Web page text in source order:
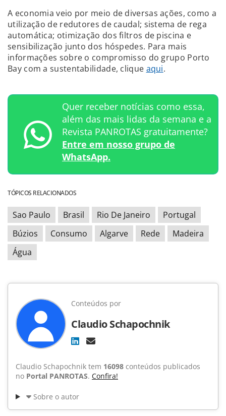
A economia veio por meio de diversas ações, como a
utilização de redutores de caudal; sistema de rega
automática; otimização dos filtros de piscina e
sensibilização junto dos hóspedes. Para mais
informações sobre o compromisso do grupo Porto
Bay com a sustentabilidade, clique aqui.
Quer receber notícias como essa,
além das mais lidas da semana e a
Revista PANROTAS gratuitamente?
Entre em nosso grupo de
WhatsApp.
TÓPICOS RELACIONADOS
Sao Paulo Brasil Rio De Janeiro
Portugal
Búzios
Consumo Algarve Rede
Madeira
Água
Conteúdos por
Claudio Schapochnik
Claudio Schapochnik tem 16098 conteúdos publicados
no Portal PANROTAS. Confira!
Sobre o autor